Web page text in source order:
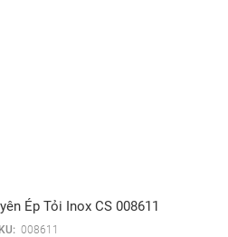
Ép Tỏi Inox CS 008611
008611